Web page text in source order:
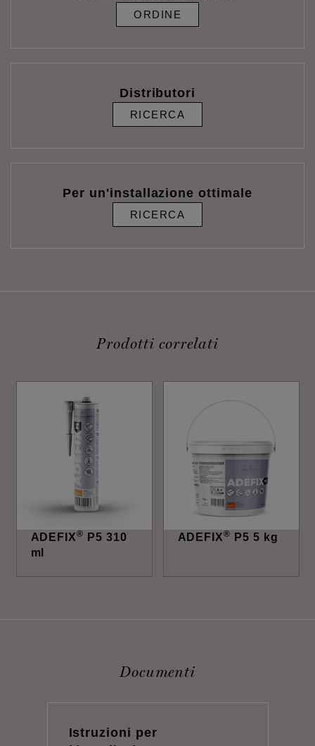
ORDINE
Distributori
RICERCA
Per un'installazione ottimale
RICERCA
Prodotti correlati
ADEFIX®
P5 310
ml
ADEFIX® P5 5 kg
Documenti
Istruzioni per